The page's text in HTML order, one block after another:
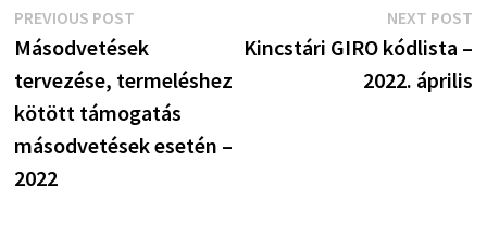
Bejegyzés
navigáció
PREVIOUS POSTPrevious
post:
Másodvetések
tervezése, termeléshez
kötött támogatás
másodvetések esetén –
2022
NEXT POST
Kincstári GIRO kódlista –
2022. április